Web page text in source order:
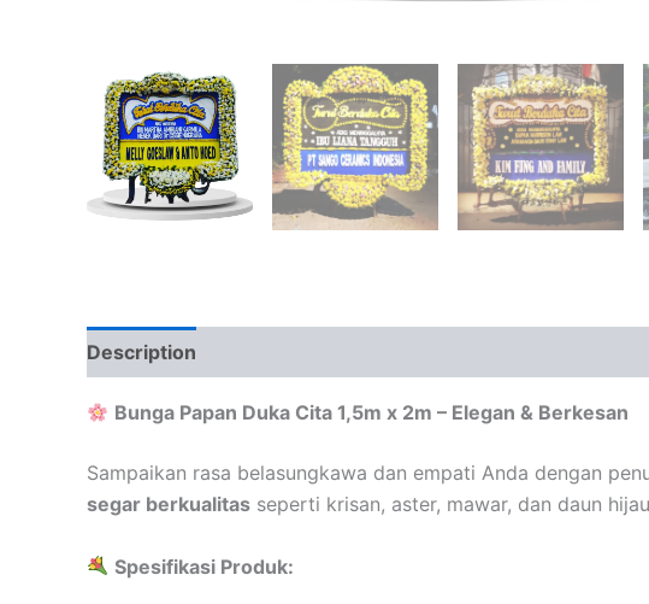
Description
Bunga Papan Duka Cita 1,5m x 2m – Elegan & Berkesan
Sampaikan rasa belasungkawa dan empati Anda dengan
segar berkualitas seperti krisan, aster, mawar, dan daun
Spesifikasi Produk: